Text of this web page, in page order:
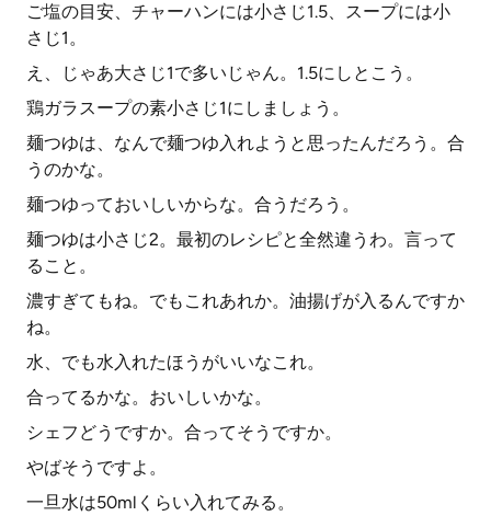
ご塩の目安、チャーハンには小さじ1.5、スープには小
さじ1。
え、じゃあ大さじ1で多いじゃん。1.5にしとこう。
鶏ガラスープの素小さじ1にしましょう。
麺つゆは、なんで麺つゆ入れようと思ったんだろう。合
うのかな。
麺つゆっておいしいからな。合うだろう。
麺つゆは小さじ2。最初のレシピと全然違うわ。言って
ること。
濃すぎてもね。でもこれあれか。油揚げが入るんですか
ね。
水、でも水入れたほうがいいなこれ。
合ってるかな。おいしいかな。
シェフどうですか。合ってそうですか。
やばそうですよ。
一旦水は50mlくらい入れてみる。